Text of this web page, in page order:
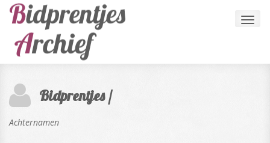
Bidprentjes /
Achternamen